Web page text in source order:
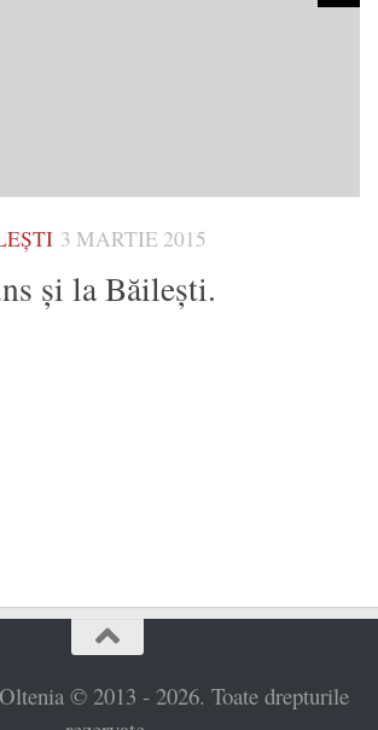
3 MARTIE 2015
şi la Băileşti.
© 2013 - 2026. Toate drepturile